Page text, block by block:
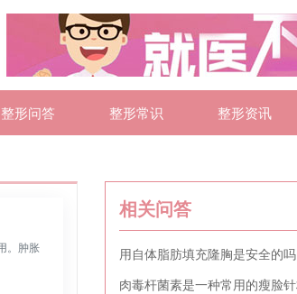
整形问答 整形常识 整形资讯
。肿胀
相关问答
用自体脂肪填充隆胸是安全的吗